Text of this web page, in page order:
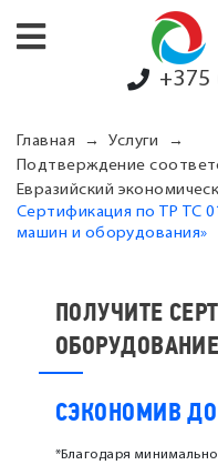
+375
Главная
Услуги
Подтверждение
Евразийский
Сертификация по ТР ТС
машин и оборудования»
ПОЛУЧИТЕ
ОБОРУДОВАНИЕ
СЭКОНОМИВ
*Благодаря